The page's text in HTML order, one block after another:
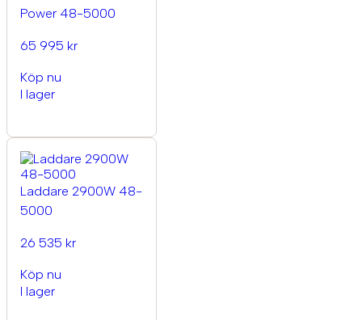
Power 48-5000
65 995 kr
Köp nu
I lager
Laddare 2900W 48-
5000
26 535 kr
Köp nu
I lager